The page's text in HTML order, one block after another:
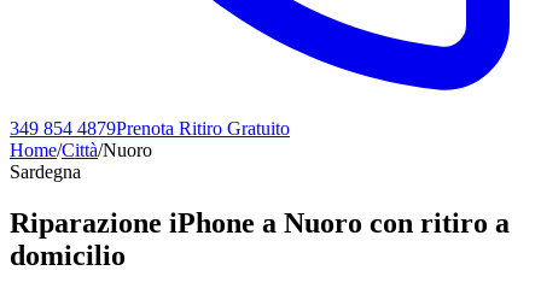
349 854 4879Prenota Ritiro Gratuito
Home/Città/Nuoro
Sardegna
Riparazione iPhone a Nuoro con ritiro a
domicilio